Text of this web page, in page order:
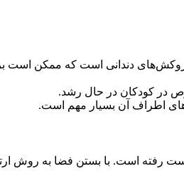
روکش‌های دندانی است که ممکن است
در کودکان در حال رشد.
های اطراف آن بسیار مهم است.
دست رفته است. با بستن فضا به روش